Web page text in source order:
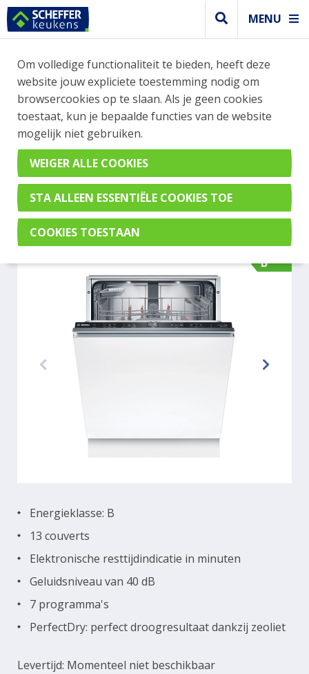
MENU
WEBSHOP BESTELLINGEN
Je kan tijdelijk geen bestelling plaatsen. Wil je je
vast oriënteren? Vergelijk eenvoudig apparaten
en merken met elkaar. Klik hier voor meer
informatie.
Vaatwasser
BOSCH SMV6ZB806E
B
Levertijd: Momenteel niet beschikbaar
Energieklasse: B
13 couverts
Elektronische resttijdindicatie in minuten
Geluidsniveau van 40 dB
7 programma's
PerfectDry: perfect droogresultaat dankzij zeoliet
Om volledige functionaliteit te bieden, heeft deze
website jouw expliciete toestemming nodig om
browsercookies op te slaan. Als je geen cookies
toestaat, kun je bepaalde functies van de website
mogelijk niet gebruiken.